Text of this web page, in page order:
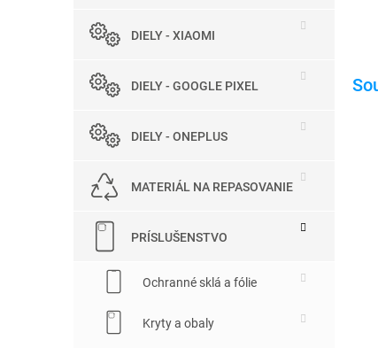
DIELY - XIAOMI
DIELY - GOOGLE PIXEL
DIELY - ONEPLUS
MATERIÁL NA REPASOVANIE
PRÍSLUŠENSTVO
Ochranné sklá a fólie
Kryty a obaly